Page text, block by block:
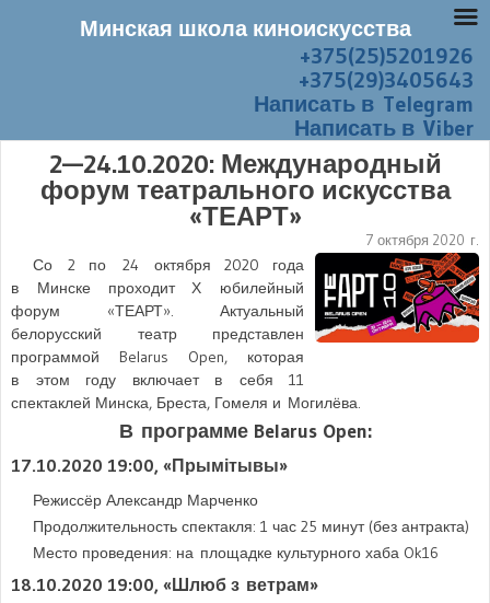
+375(25)5201926
+375(29)3405643
Написать в Telegram
Написать в Viber
2—24.10.2020: Международный
форум театрального искусства
«ТЕАРТ»
7 октября 2020 г.
Со 2 по 24 октября 2020 года
в Минске проходит Х юбилейный
форум «ТЕАРТ». Актуальный
белорусский театр представлен
программой Belarus Open, которая
в этом году включает в себя 11
спектаклей Минска, Бреста, Гомеля и Могилёва.
В программе Belarus Open:
17.10.2020 19:00, «Прымітывы»
Режиссёр Александр Марченко
Продолжительность спектакля: 1 час 25 минут (без антракта)
Место проведения: на площадке культурного хаба Ok16
18.10.2020 19:00, «Шлюб з ветрам»
Минская школа киноискусства